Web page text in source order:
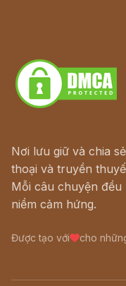
Nơi lưu giữ và chia
thoại và truyền
Mỗi câu chuyện
niềm cảm hứng.
Được tạo với cho